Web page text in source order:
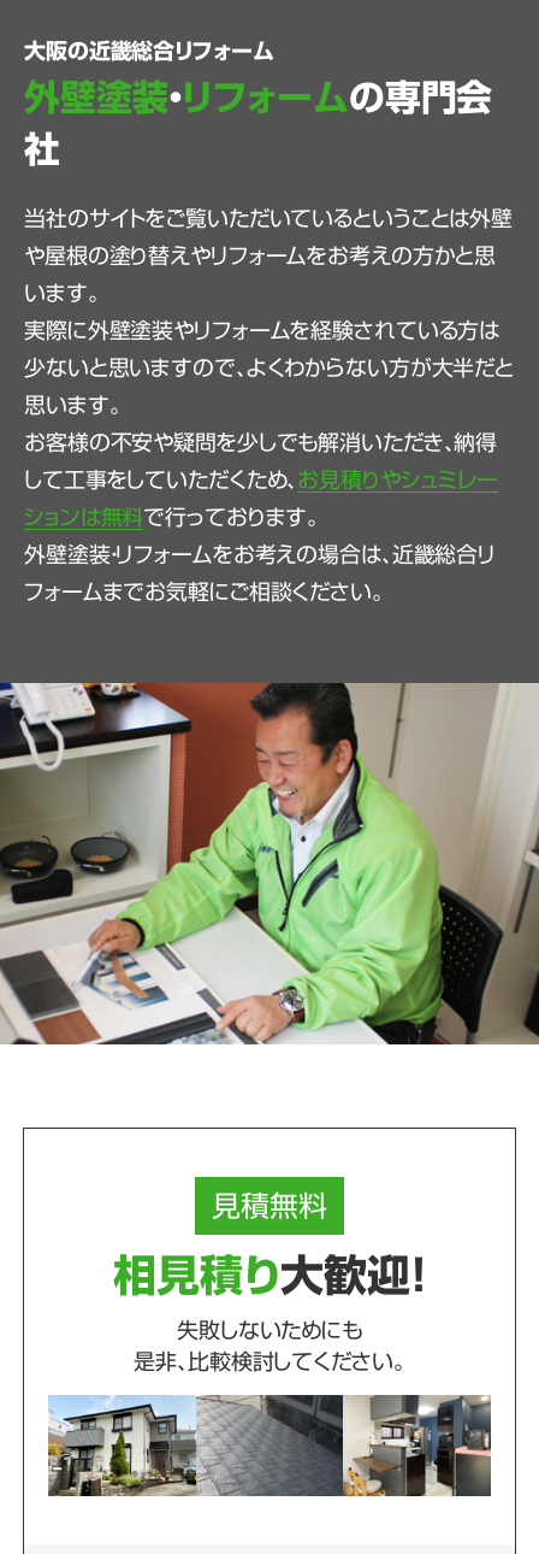
大阪の近畿総合リフォーム
外壁塗装・リフォームの専門会
社
当社のサイトをご覧いただいているということは外壁
や屋根の塗り替えやリフォームをお考えの方かと思
います。
実際に外壁塗装やリフォームを経験されている方は
少ないと思いますので、よくわからない方が大半だと
思います。
お客様の不安や疑問を少しでも解消いただき、納得
して工事をしていただくため、 お見積りやシュミレー
ションは無料で行っております。
外壁塗装・リフォームをお考えの場合は、近畿総合リ
フォームまでお気軽にご相談ください。
見積無料
相見積り大歓迎！
失敗しないためにも
是非、比較検討してください。